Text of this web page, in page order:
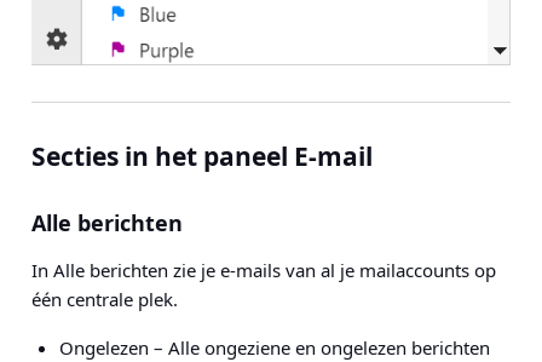
Secties in het paneel E-mail
Alle berichten
In Alle berichten zie je e-mails van al je mailaccounts op
één centrale plek.
Ongelezen – Alle ongeziene en ongelezen berichten